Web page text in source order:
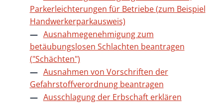
Parkerleichterungen für Betriebe (zum Beispiel
Handwerkerparkausweis)
Ausnahmegenehmigung zum
betäubungslosen Schlachten beantragen
("Schächten")
Ausnahmen von Vorschriften der
Gefahrstoffverordnung beantragen
Ausschlagung der Erbschaft erklären